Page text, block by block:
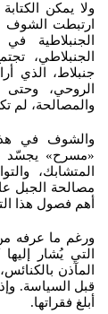
ولا يمكن
ارتبطت الشوف
الجنبلاطية في
الجنبلاطي،
جنبلاط، الذي
الروحي، وحتى
والمصالحة، لم
والشوف في هذا
«مسرح» يجسّد
المتشابك،
أهم فصول هذا
ورغم ما عرفه من
التي يُشار
المآذن
قبل السياسة.
أبلغ فقراتها.